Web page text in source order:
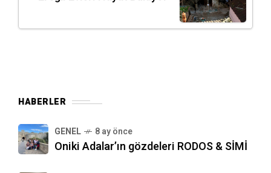
HABERLER
GENEL 8 ay önce
Oniki Adalar’ın gözdeleri RODOS & SİMİ